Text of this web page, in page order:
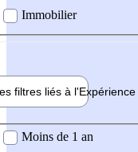
Immobilier
filtres liés à l'Expérience
demandée
Moins de 1 an